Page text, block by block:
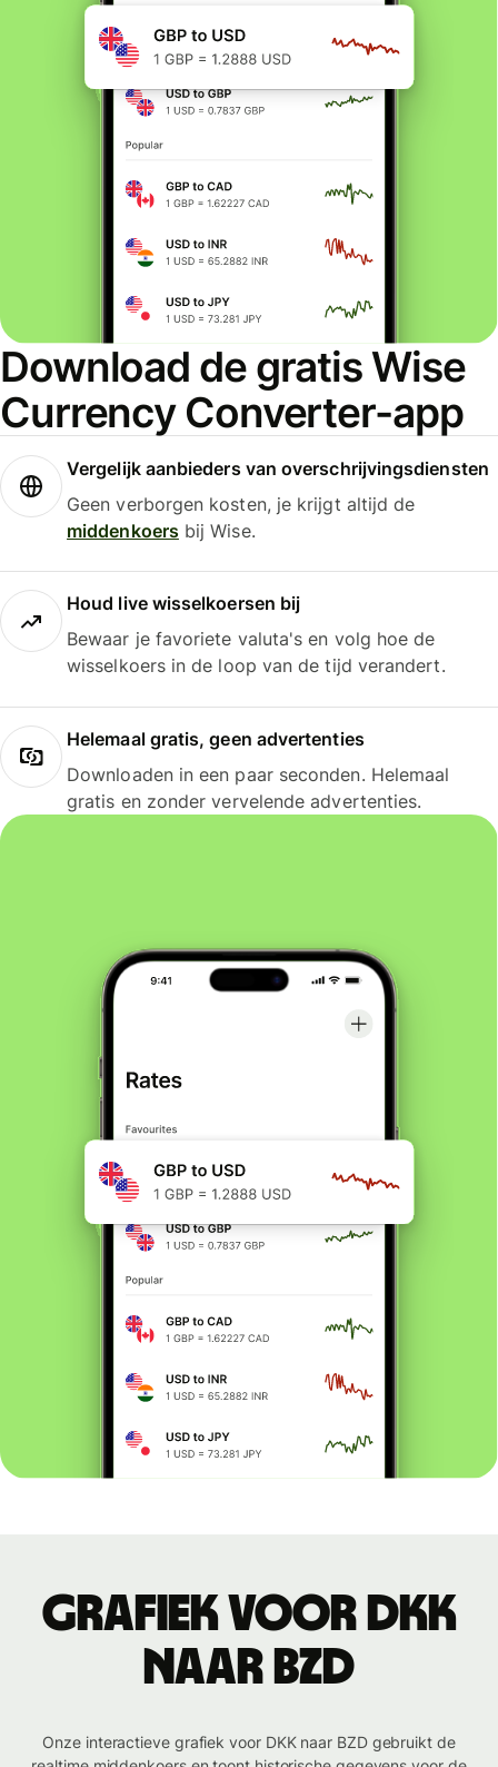
Download de gratis Wise
Currency Converter-app
Vergelijk aanbieders van overschrijvingsdiensten
Geen verborgen kosten, je krijgt altijd de
middenkoersbij Wise.
Houd live wisselkoersen bij
Bewaar je favoriete valuta's en volg hoe de
wisselkoers in de loop van de tijd verandert.
Helemaal gratis, geen advertenties
Downloaden in een paar seconden. Helemaal
gratis en zonder vervelende advertenties.
Grafiek voor DKK
naar BZD
Onze interactieve grafiek voor DKK naar BZD gebruikt de